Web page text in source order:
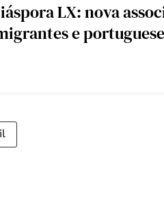
LX: nova
e